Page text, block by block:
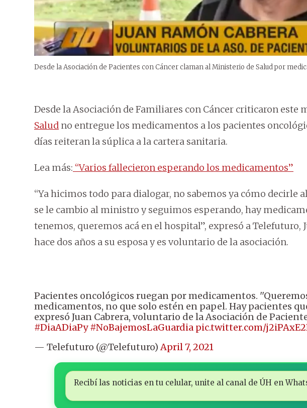
Desde la Asociación de Pacientes con Cáncer claman al Ministerio de Salud por
Desde la Asociación de Familiares con Cáncer criticaron este
Salud no entregue los medicamentos a los pacientes
días reiteran la súplica a la cartera sanitaria.
Lea más: “Varios fallecieron esperando los medicamentos”
“Ya hicimos todo para dialogar, no sabemos ya cómo decirle
se le cambio al ministro y seguimos esperando, hay
tenemos, queremos acá en el hospital”, expresó a Telefuturo,
hace dos años a su esposa y es voluntario de la asociación.
Pacientes oncológicos ruegan por medicamentos.
medicamentos, no que solo estén en papel. Hay pacientes
expresó Juan Cabrera, voluntario de la Asociación de
#DiaADiaPy #NoBajemosLaGuardia pic.twitter.com/
— Telefuturo (@Telefuturo)April 7, 2021
Recibí las noticias en tu celular, unite al canal de ÚH en